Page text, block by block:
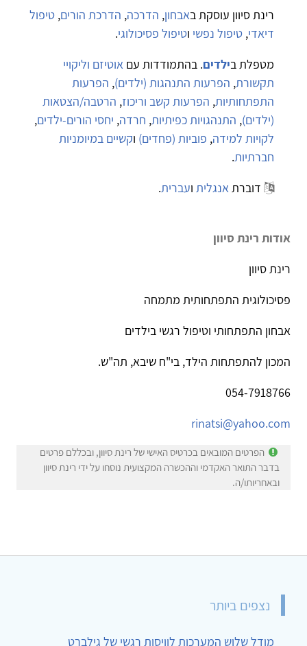
רינת סיוון עוסקת באבחון, הדרכה, הדרכת הורים, טיפול
דיאדי, טיפול נפשי וטיפול פסיכולוגי.
מטפלת בילדים. בהתמודדות עם אוטיזם וליקויי
תקשורת, הפרעות התנהגות (ילדים), הפרעות
התפתחותיות, הפרעות קשב וריכוז, הרטבה/הצטאות
(ילדים), התנהגויות כפיתיות, חרדה, יחסי הורים-ילדים,
לקויות למידה, פוביות (פחדים) וקשיים במיומניות
חברתיות.
דוברתאנגלית ועברית.
אודות רינת סיוון
רינת סיוון
פסיכולוגית התפתחותית מתמחה
אבחון התפתחותי וטיפול רגשי בילדים
המכון להתפתחות הילד, בי"ח שיבא, תה"ש.
054-7918766
rinatsi@yahoo.com
הפרטים המובאים בכרטיס האישי של רינת סיוון, ובכללם פרטים
בדבר התואר האקדמי וההכשרה המקצועית נוסחו על ידי רינת סיוון
ובאחריותו/ה.
נצפים ביותר
מודל שלוש המערכות לוויסות רגשי של גילברט